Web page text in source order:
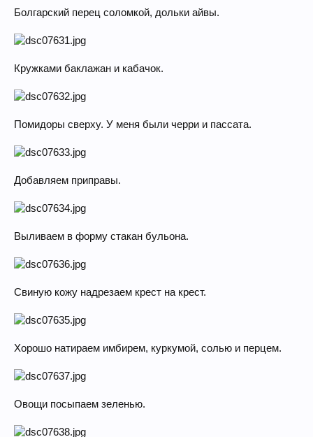
Болгарский перец соломкой, дольки айвы.
Кружками баклажан и кабачок.
Помидоры сверху. У меня были черри и пассата.
Добавляем приправы.
Выливаем в форму стакан бульона.
Свиную кожу надрезаем крест на крест.
Хорошо натираем имбирем, куркумой, солью и перцем.
Овощи посыпаем зеленью.